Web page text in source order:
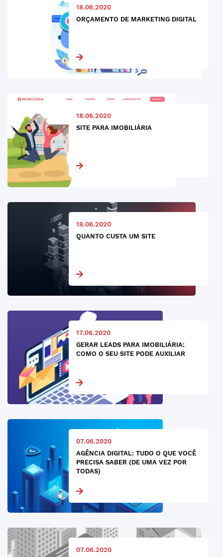
18.06.2020
ORÇAMENTO DE MARKETING DIGITAL
18.06.2020
SITE PARA IMOBILIÁRIA
18.06.2020
QUANTO CUSTA UM SITE
17.06.2020
GERAR LEADS PARA IMOBILIÁRIA:
COMO O SEU SITE PODE AUXILIAR
07.06.2020
AGÊNCIA DIGITAL: TUDO O QUE VOCÊ
PRECISA SABER (DE UMA VEZ POR
TODAS)
07.06.2020